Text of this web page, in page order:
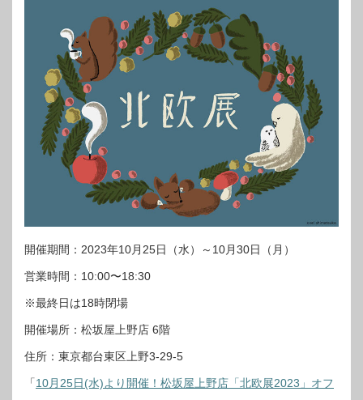
開催期間：2023年10月25日（水）～10月30日（月）
営業時間：10:00〜18:30
※最終日は18時閉場
開催場所：松坂屋上野店 6階
住所：東京都台東区上野3-29-5
「10月25日(水)より開催！松坂屋上野店「北欧展2023」オフ